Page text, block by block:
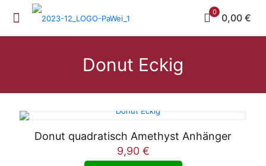
0 0,00 €
Donut Eckig
Donut quadratisch Amethyst Anhänger
9,90 €